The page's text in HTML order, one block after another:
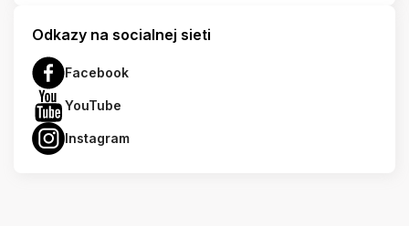
Odkazy na socialnej sieti
Facebook
YouTube
Instagram